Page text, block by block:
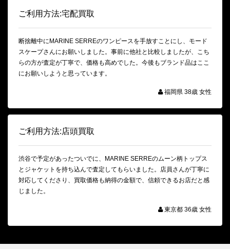
ご利用方法:宅配買取
断捨離中にMARINE SERREのワンピースを手放すことにし、モード
スケープさんにお願いしました。事前に他社と比較しましたが、こち
らの方が査定が丁寧で、価格も高めでした。今後もブランド品はここ
にお願いしようと思っています。
福岡県 38歳 女性
ご利用方法:店頭買取
渋谷で予定があったついでに、MARINE SERREのムーン柄トップス
とジャケットを持ち込んで査定してもらいました。店員さんが丁寧に
対応してくださり、買取価格も納得の金額で、信頼できるお店だと感
じました。
東京都 36歳 女性